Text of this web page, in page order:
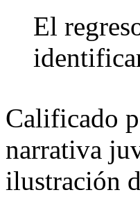
El
Calificado
narrativa
ilustración